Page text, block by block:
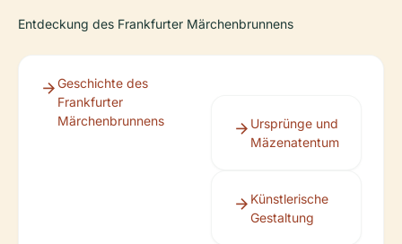
Entdeckung des Frankfurter Märchenbrunnens
Geschichte des
Frankfurter
Märchenbrunnens
Ursprünge und
Mäzenatentum
Künstlerische
Gestaltung